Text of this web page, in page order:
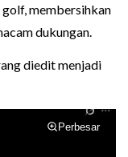
membersihkan
dukungan.
diedit menjadi
Perbesar